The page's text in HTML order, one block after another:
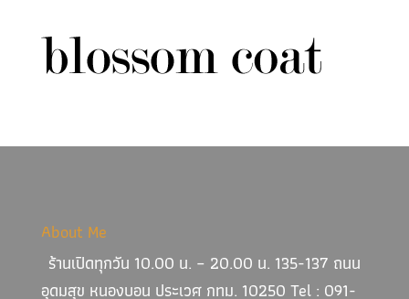
About Me
ร้านเปิดทุกวัน 10.00 น. – 20.00 น. 135-137 ถนน
อุดมสุข หนองบอน ประเวศ กทม. 10250 Tel : 091-